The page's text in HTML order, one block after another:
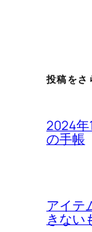
投稿をさ
2024年
の手帳
アイテ
きない